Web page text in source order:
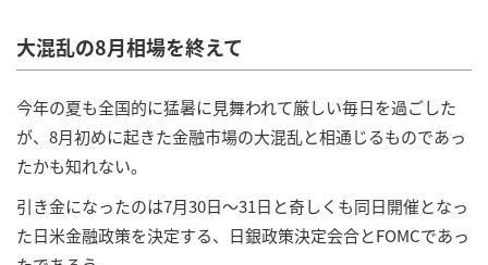
大混乱の8月相場を終えて
今年の夏も全国的に猛暑に見舞われて厳しい毎日を過ごした
が、8月初めに起きた金融市場の大混乱と相通じるものであっ
たかも知れない。
引き金になったのは7月30日～31日と奇しくも同日開催となっ
た日米金融政策を決定する、日銀政策決定会合とFOMCであっ